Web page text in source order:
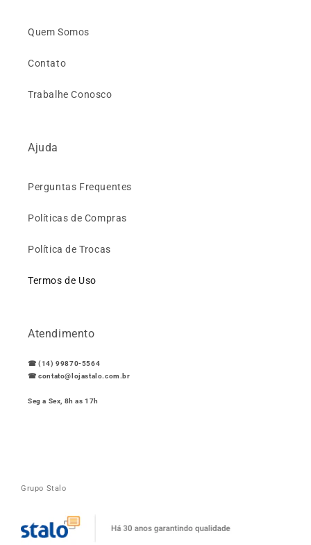
Quem Somos
Contato
Trabalhe Conosco
Ajuda
Perguntas Frequentes
Políticas de Compras
Política de Trocas
Termos de Uso
Atendimento
☎ (14) 99870-5564
☎ contato@lojastalo.com.br
Seg a Sex, 8h as 17h
Grupo Stalo